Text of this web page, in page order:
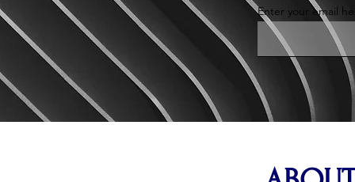
Enter your email